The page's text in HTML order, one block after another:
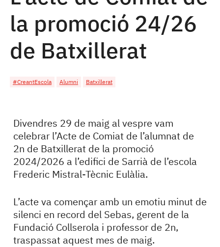
la promoció 24/26
de Batxillerat
#CreantEscola Alumni Batxillerat
Divendres 29 de maig al vespre vam
celebrar l’Acte de Comiat de l’alumnat de
2n de Batxillerat de la promoció
2024/2026 a l’edifici de Sarrià de l’escola
Frederic Mistral-Tècnic Eulàlia.
L’acte va començar amb un emotiu minut de
silenci en record del Sebas, gerent de la
Fundació Collserola i professor de 2n,
traspassat aquest mes de maig.